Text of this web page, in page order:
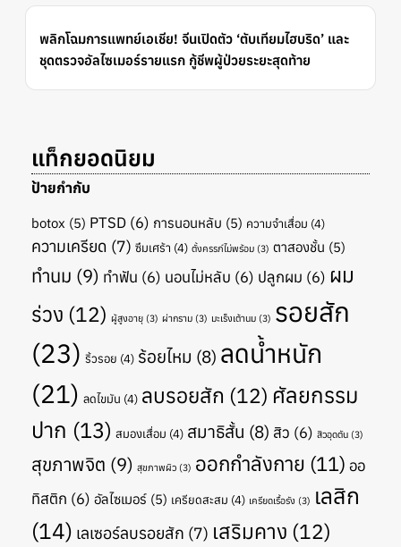
พลิกโฉมการแพทย์เอเชีย! จีนเปิดตัว ‘ตับเทียมไฮบริด’ และ
ชุดตรวจอัลไซเมอร์รายแรก กู้ชีพผู้ป่วยระยะสุดท้าย
แท็กยอดนิยม
ป้ายกำกับ
botox (5) PTSD (6) การนอนหลับ (5) ความจำเสื่อม (4)
ความเครียด (7) ซึมเศร้า (4) ตั้งครรภ์ไม่พร้อม (3) ตาสองชั้น (5)
ทำนม (9) ทำฟัน (6) นอนไม่หลับ (6) ปลูกผม (6) ผม
ร่วง (12) ผู้สูงอายุ (3) ผ่ากราม (3) มะเร็งเต้านม (3) รอยสัก
(23) ริ้วรอย (4) ร้อยไหม (8) ลดน้ำหนัก
(21) ลดไขมัน (4) ลบรอยสัก (12) ศัลยกรรม
ปาก (13) สมองเสื่อม (4) สมาธิสั้น (8) สิว (6) สิวอุดตัน (3)
สุขภาพจิต (9) สุขภาพผิว (3) ออกกำลังกาย (11) ออ
ทิสติก (6) อัลไซเมอร์ (5) เครียดสะสม (4) เครียดเรื้อรัง (3) เลสิก
(14) เลเซอร์ลบรอยสัก (7) เสริมคาง (12)